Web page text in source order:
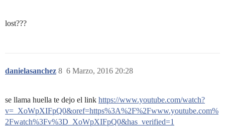
lost???
danielasanchez 6 Marzo, 2016 20:28
8
se llama huella te dejo el link https://www.youtube.com/watch?
v=_XoWpXIFpQ0&oref=https%3A%2F%2Fwww.youtube.com%
2Fwatch%3Fv%3D_XoWpXIFpQ0&has_verified=1